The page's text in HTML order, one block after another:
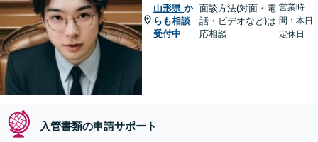
山形県 か
らも相談
受付中
面談方法(対面・電
話・ビデオなど)は
応相談
営業時
間：本日
定休日
入管書類の申請サポート